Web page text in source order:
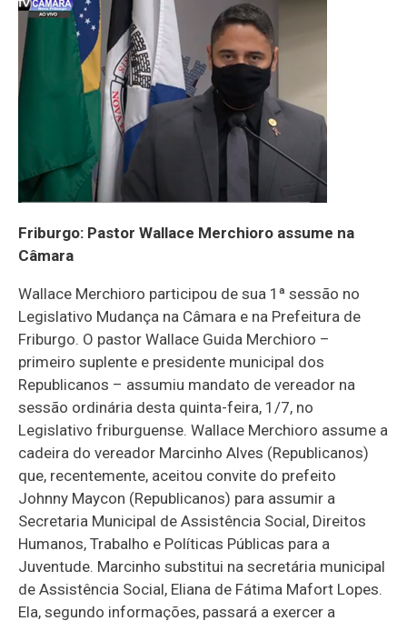
Friburgo: Pastor Wallace Merchioro assume na
Câmara
Wallace Merchioro participou de sua 1ª sessão no
Legislativo Mudança na Câmara e na Prefeitura de
Friburgo. O pastor Wallace Guida Merchioro –
primeiro suplente e presidente municipal dos
Republicanos – assumiu mandato de vereador na
sessão ordinária desta quinta-feira, 1/7, no
Legislativo friburguense. Wallace Merchioro assume a
cadeira do vereador Marcinho Alves (Republicanos)
que, recentemente, aceitou convite do prefeito
Johnny Maycon (Republicanos) para assumir a
Secretaria Municipal de Assistência Social, Direitos
Humanos, Trabalho e Políticas Públicas para a
Juventude. Marcinho substitui na secretária municipal
de Assistência Social, Eliana de Fátima Mafort Lopes.
Ela, segundo informações, passará a exercer a